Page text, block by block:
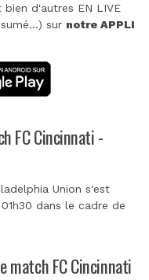
d'autres EN LIVE
sur notre APPLI
FC Cincinnati -
Union s'est
dans le cadre de
match FC Cincinnati